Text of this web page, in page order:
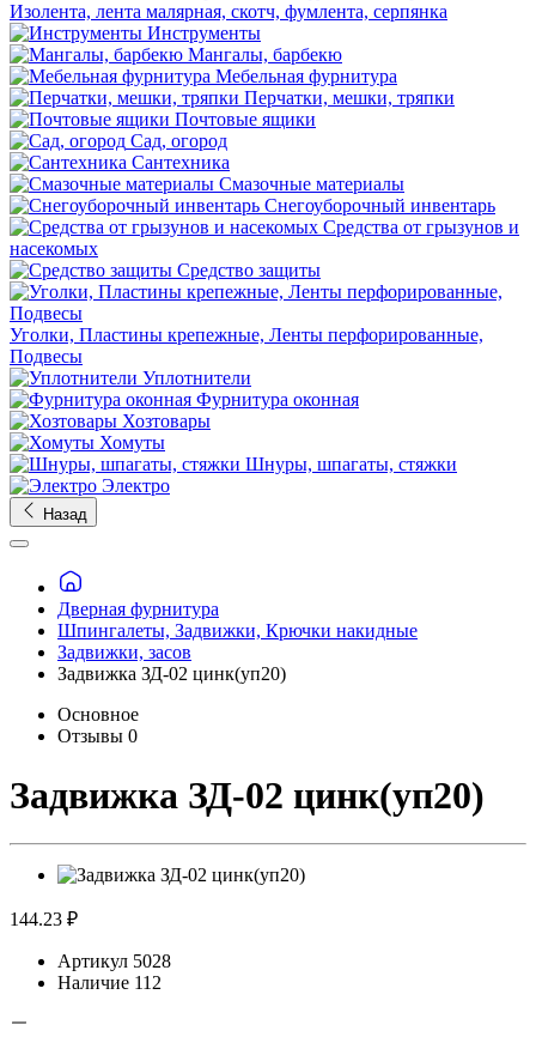
Изолента, лента малярная, скотч, фумлента, серпянка
Инструменты
Мангалы, барбекю
Мебельная фурнитура
Перчатки, мешки, тряпки
Почтовые ящики
Сад, огород
Сантехника
Смазочные материалы
Снегоуборочный инвентарь
Средства от грызунов и
насекомых
Средство защиты
Уголки, Пластины крепежные, Ленты перфорированные,
Подвесы
Уплотнители
Фурнитура оконная
Хозтовары
Хомуты
Шнуры, шпагаты, стяжки
Электро
Назад
Дверная фурнитура
Шпингалеты, Задвижки, Крючки накидные
Задвижки, засов
Задвижка ЗД-02 цинк(уп20)
Основное
Отзывы 0
Задвижка ЗД-02 цинк(уп20)
144.23 ₽
Артикул 5028
Наличие 112